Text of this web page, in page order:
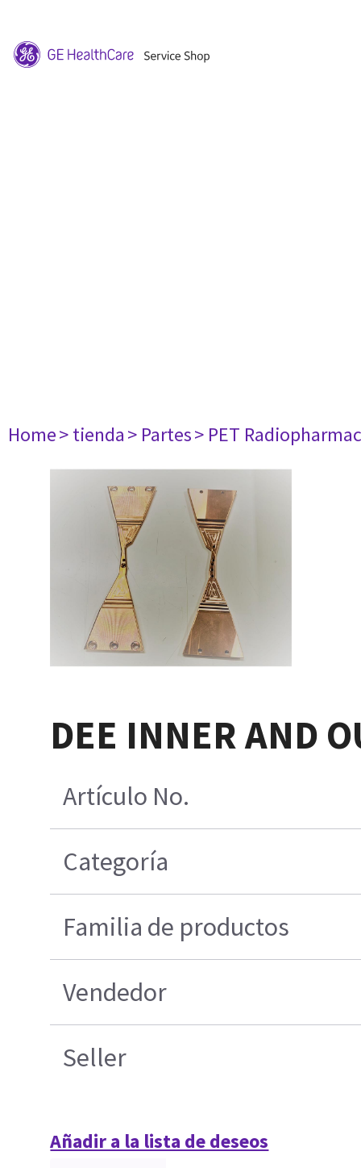
Home> tienda> Partes> PET
DEE INNER AND
Artículo No.
Categoría
Familia de productos
Vendedor
Seller
Añadir a la lista de deseos